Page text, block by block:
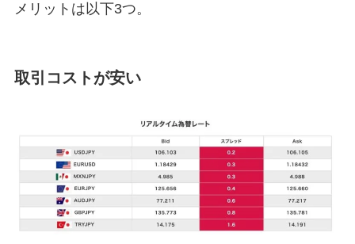
メリットは以下3つ。
取引コストが安い